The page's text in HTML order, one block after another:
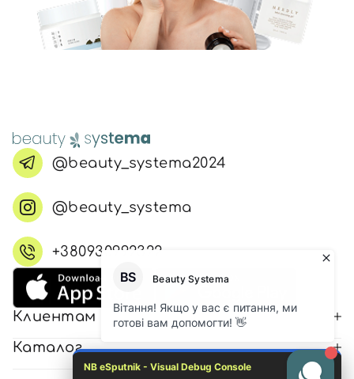
@beauty_systema2024
@beauty_systema
+380930992322
Клиентам
Каталог
NB eSputnik - Visual Debug Console